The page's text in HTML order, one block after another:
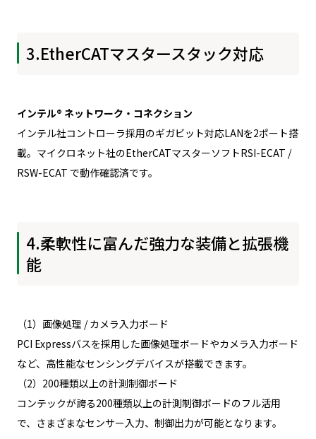
3.EtherCATマスタースタック対応
インテル® ネットワーク・コネクション
インテル社コントローラ採用のギガビット対応LANを2ポート搭
載。マイクロネット社のEtherCATマスターソフトRSI-ECAT /
RSW-ECAT で動作確認済です。
4.柔軟性に富んだ強力な装備と拡張機
能
（1）画像処理 / カメラ入力ボード
PCI Expressバスを採用した画像処理ボードやカメラ入力ボード
など、高性能なセンシングデバイスが搭載できます。
（2）200種類以上の計測制御ボード
コンテックが誇る200種類以上の計測制御ボードのフル活用
で、さまざまなセンサー入力、制御出力が可能となります。